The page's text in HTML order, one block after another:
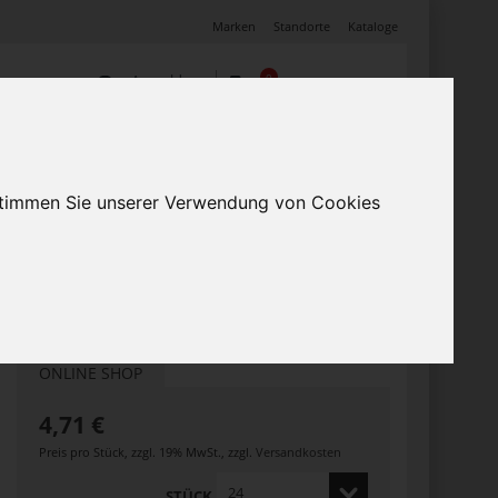
Sie unserer Verwendung von Cookies
Marken Standorte Kataloge
Anmelden
0
ONLINE SHOP
4,71 €
Preis pro Stück, zzgl. 19% MwSt., zzgl. Versandkosten